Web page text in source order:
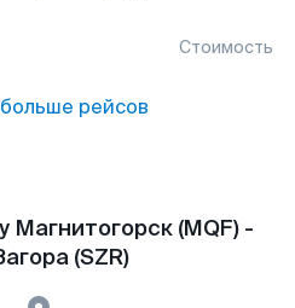
Стоимость
рейсов
(MQF) -
(SZR)